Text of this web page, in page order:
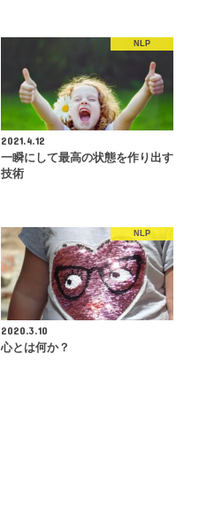
NLP
2021.4.12
一瞬にして最高の状態を作り出す
技術
NLP
2020.3.10
心とは何か？